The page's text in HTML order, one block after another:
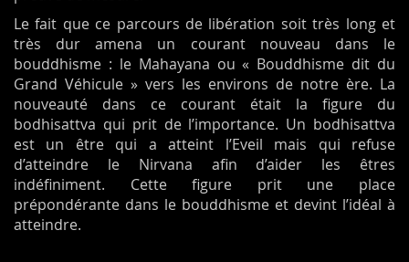
Le fait que ce parcours de libération soit très long et
très dur amena un courant nouveau dans le
bouddhisme : le Mahayana ou « Bouddhisme dit du
Grand Véhicule » vers les environs de notre ère. La
nouveauté dans ce courant était la figure du
bodhisattva qui prit de l’importance. Un bodhisattva
est un être qui a atteint l’Eveil mais qui refuse
d’atteindre le Nirvana afin d’aider les êtres
indéfiniment. Cette figure prit une place
prépondérante dans le bouddhisme et devint l’idéal à
atteindre.